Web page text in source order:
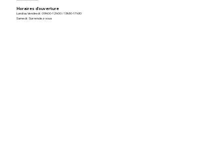
Horaires d'ouverture
Lundi au Vendredi : 09h00-12h00 / 13h30-17h30
Samedi : Sur rendez-vous